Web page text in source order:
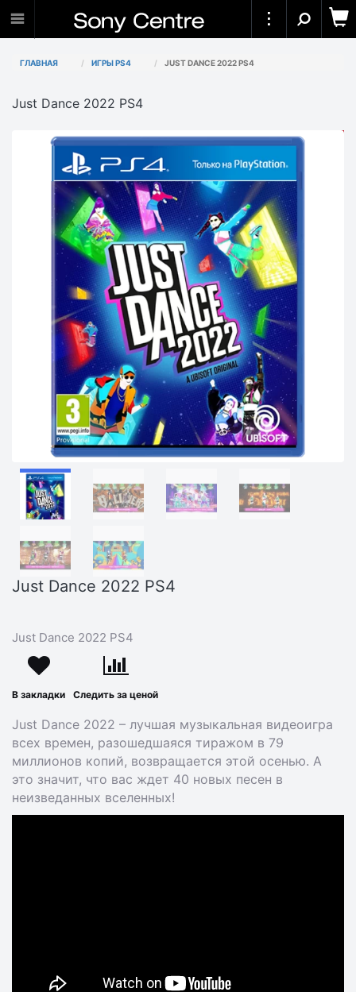
ГЛАВНАЯ ИГРЫ PS4 JUST DANCE 2022 PS4
Just Dance 2022 PS4
АКЦИЯ
-12 900₸
Just Dance 2022 PS4
Just Dance 2022 PS4
В закладки Следить за ценой
Just Dance 2022 – лучшая музыкальная видеоигра
всех времен, разошедшаяся тиражом в 79
миллионов копий, возвращается этой осенью. А
это значит, что вас ждет 40 новых песен в
неизведанных вселенных!